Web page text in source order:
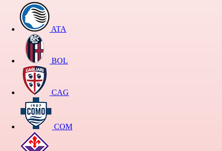
ATA
BOL
CAG
COM